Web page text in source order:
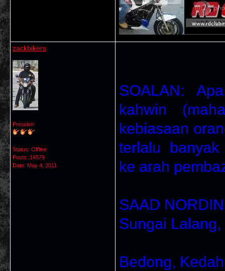
zackbikers
Presiden
Status: Offline
Posts: 14579
Date: May 4, 2011
SOALAN:
kahwin
kebiasaan
terlalu banyak
ke arah
SAAD
Sungai Lalang,
Bedong,